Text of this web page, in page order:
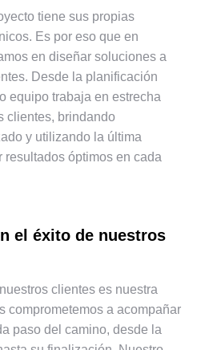
tiene sus propias
Es por eso que en
en diseñar soluciones a
Desde la planificación
equipo trabaja en estrecha
clientes, brindando
y utilizando la última
óptimos en cada
el éxito de nuestros
clientes es nuestra
comprometemos a acompañar
paso del camino, desde la